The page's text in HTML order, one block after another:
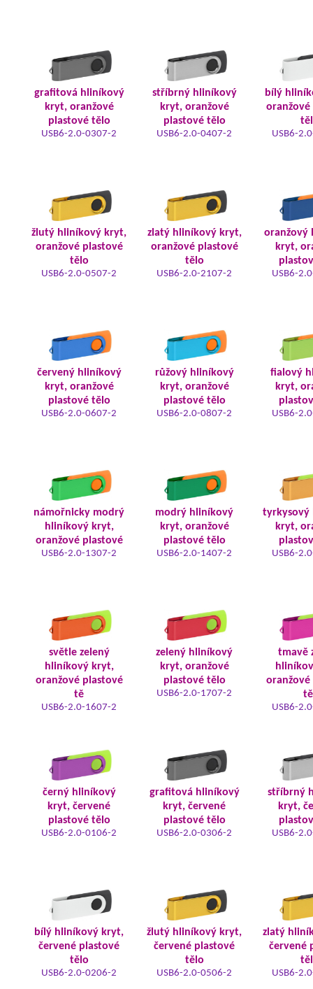
grafitová hliníkový
kryt, oranžové
plastové tělo
USB6-2.0-0307-2
stříbrný hliníkový
kryt, oranžové
plastové tělo
USB6-2.0-0407-2
bílý
oranžové
USB6-
žlutý hliníkový kryt,
oranžové plastové
tělo
USB6-2.0-0507-2
zlatý hliníkový kryt,
oranžové plastové
tělo
USB6-2.0-2107-2
oranžový
kryt,
USB6-
červený hliníkový
kryt, oranžové
plastové tělo
USB6-2.0-0607-2
růžový hliníkový
kryt, oranžové
plastové tělo
USB6-2.0-0807-2
fialový
kryt,
USB6-
námořnicky modrý
hliníkový kryt,
oranžové plastové
USB6-2.0-1307-2
modrý hliníkový
kryt, oranžové
plastové tělo
USB6-2.0-1407-2
tyrkysový
kryt,
USB6-
světle zelený
hliníkový kryt,
oranžové plastové
tě
USB6-2.0-1607-2
zelený hliníkový
kryt, oranžové
plastové tělo
USB6-2.0-1707-2
tmavě
oranžové
USB6-
černý hliníkový
kryt, červené
plastové tělo
USB6-2.0-0106-2
grafitová hliníkový
kryt, červené
plastové tělo
USB6-2.0-0306-2
stříbrný
kryt,
USB6-
bílý hliníkový kryt,
červené plastové
tělo
USB6-2.0-0206-2
žlutý hliníkový kryt,
červené plastové
tělo
USB6-2.0-0506-2
zlatý
červené
USB6-